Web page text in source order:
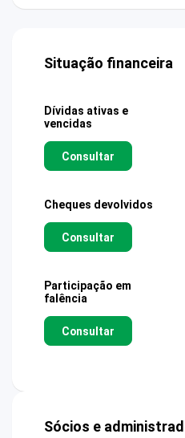
Situação financeira
Dívidas ativas e
vencidas
Consultar
Cheques devolvidos
Consultar
Participação em
falência
Consultar
Sócios e